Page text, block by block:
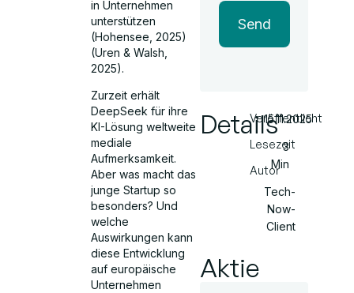
in Unternehmen
unterstützen
(Hohensee, 2025)
(Uren & Walsh,
2025).
Zurzeit erhält
DeepSeek für ihre
KI-Lösung weltweite
mediale
Aufmerksamkeit.
Aber was macht das
junge Startup so
besonders? Und
welche
Auswirkungen kann
diese Entwicklung
auf europäische
Unternehmen
Send
DetailsVeröffentlicht
Lesezeit
Autor
15.11.2025
3
Min
Tech-
Now-
Client
Aktie